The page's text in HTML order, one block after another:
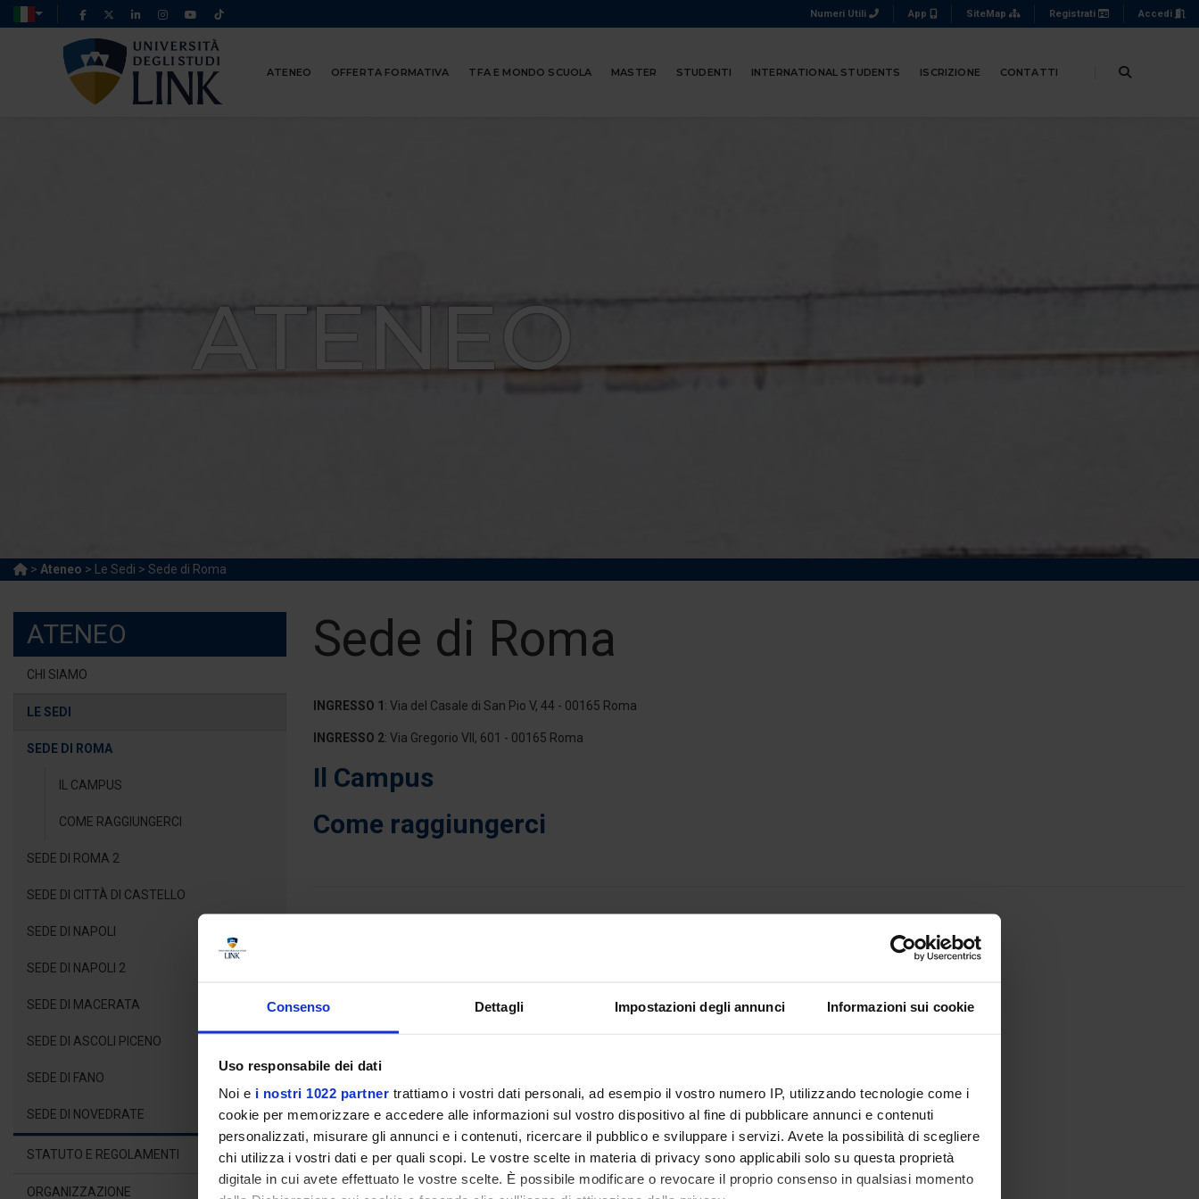
Consenso Dettagli Impostazioni degli annunci Informazioni sui cookie
Uso responsabile dei dati
Noi e i nostri 1022 partner trattiamo i vostri dati personali, ad esempio il vostro numero IP, utilizzando tecnologie come i
cookie per memorizzare e accedere alle informazioni sul vostro dispositivo al fine di pubblicare annunci e contenuti
personalizzati, misurare gli annunci e i contenuti, ricercare il pubblico e sviluppare i servizi. Avete la possibilità di scegliere
chi utilizza i vostri dati e per quali scopi. Le vostre scelte in materia di privacy sono applicabili solo su questa proprietà
digitale in cui avete effettuato le vostre scelte. È possibile modificare o revocare il proprio consenso in qualsiasi momento
Numeri Utili App SiteMap Registrati Accedi
ATENEO OFFERTA FORMATIVA TFA E MONDO SCUOLA MASTER STUDENTI INTERNATIONAL STUDENTS ISCRIZIONE CONTATTI
ATENEO
> Ateneo > Le Sedi > Sede di Roma
ATENEO
CHI SIAMO
LE SEDI
SEDE DI ROMA
IL CAMPUS
COME RAGGIUNGERCI
SEDE DI ROMA 2
SEDE DI CITTÀ DI CASTELLO
SEDE DI NAPOLI
SEDE DI NAPOLI 2
SEDE DI MACERATA
SEDE DI ASCOLI PICENO
SEDE DI FANO
SEDE DI NOVEDRATE
STATUTO E REGOLAMENTI
ORGANIZZAZIONE
Sede di Roma
INGRESSO 1 : Via del Casale di San Pio V, 44 - 00165 Roma
INGRESSO 2: Via Gregorio VII, 601 - 00165 Roma
Il Campus
Come raggiungerci